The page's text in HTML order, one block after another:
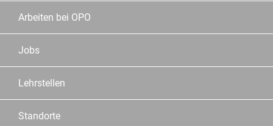
Arbeiten bei OPO
Jobs
Lehrstellen
Standorte